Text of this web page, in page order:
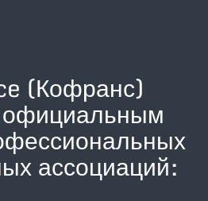
(Кофранс)
официальным
ассоциаций: